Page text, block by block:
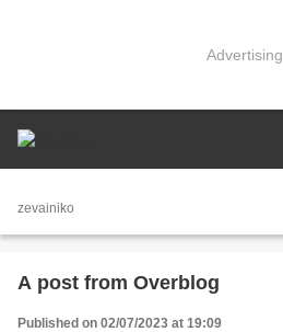
Advertising
zevainiko
A post from Overblog
Published on 02/07/2023 at 19:09